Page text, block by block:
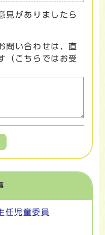
見がありましたら
問い合わせは、直
（こちらではお受
任児童委員